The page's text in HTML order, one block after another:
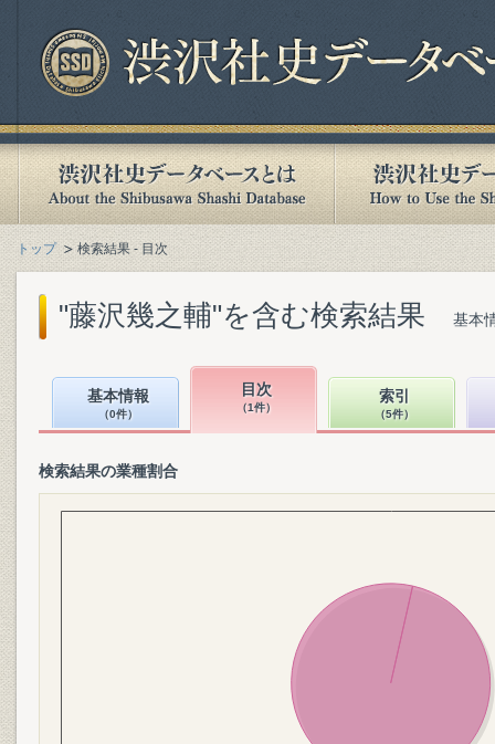
トップ 検索結果 - 目次
"藤沢幾之輔"を含む検索結果 基本
基本情報
（0件）
目次
（1件）
索引
（5件）
検索結果の業種割合